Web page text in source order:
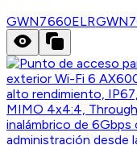
GWN7660ELR